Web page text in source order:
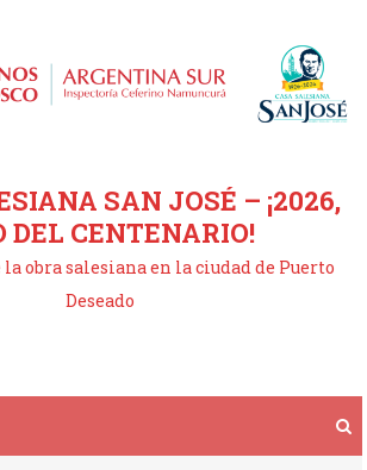
SAN JOSÉ – ¡2026,
DEL CENTENARIO!
obra salesiana en la ciudad de Puerto
Deseado